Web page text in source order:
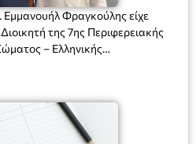
Φραγκούλης είχε
της 7ης Περιφερειακής
– Ελληνικής
Αρχιπλοίαρχο Λ.Σ. κ. Ιωάννη